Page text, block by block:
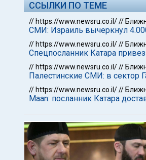
ССЫЛКИ ПО ТЕМЕ
// https://www.newsru.co.il///
СМИ: Израиль вычеркнул
// https://www.newsru.co.il///
Спецпосланник Катара
// https://www.newsru.co.il///
Палестинские СМИ: в сектор
// https://www.newsru.co.il///
Maan: посланник Катара